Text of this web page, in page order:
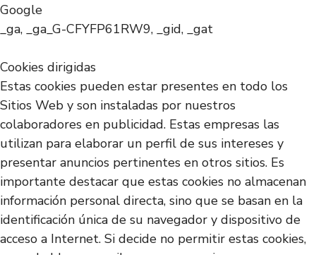
Google
_ga, _ga_G-CFYFP61RW9, _gid, _gat
Cookies dirigidas
Estas cookies pueden estar presentes en todo los
Sitios Web y son instaladas por nuestros
colaboradores en publicidad. Estas empresas las
utilizan para elaborar un perfil de sus intereses y
presentar anuncios pertinentes en otros sitios. Es
importante destacar que estas cookies no almacenan
información personal directa, sino que se basan en la
identificación única de su navegador y dispositivo de
acceso a Internet. Si decide no permitir estas cookies,